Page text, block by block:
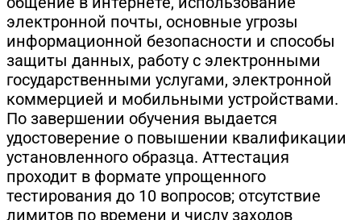
электронной почты, основные угрозы
информационной безопасности и способы
защиты данных, работу с электронными
государственными услугами, электронной
коммерцией и мобильными устройствами.
По завершении обучения выдается
удостоверение о повышении квалификации
установленного образца. Аттестация
проходит в формате упрощенного
тестирования до 10 вопросов; отсутствие
лимитов по времени и числу заходов